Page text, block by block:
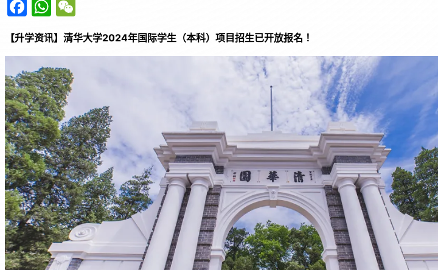
F
a
c
e
b
o
o
k
W
at
s
A
p
p
e
C
【升学资讯】清华大学2024年国际学生（本科）项目招生已开放报名！